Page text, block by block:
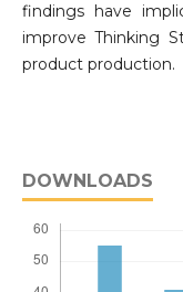
findings have
improve Thinking
product production.
DOWNLOADS